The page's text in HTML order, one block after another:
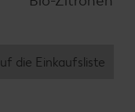
die Einkaufsliste